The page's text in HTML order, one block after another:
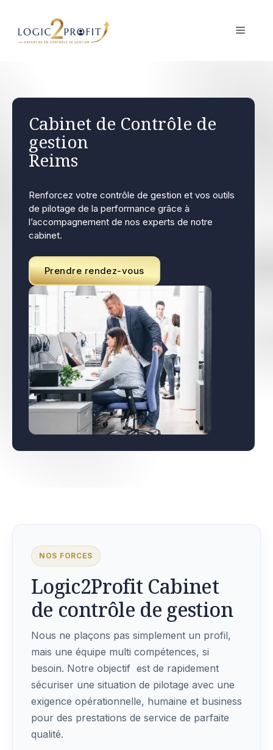
contenu
MENU
Cabinet de Contrôle de
gestion
Reims
Renforcez votre contrôle de gestion et vos outils
de pilotage de la performance grâce à
l’accompagnement de nos experts de notre
cabinet.
Prendre rendez-vous
NOS FORCES
Logic2Profit Cabinet
de contrôle de gestion
Nous ne plaçons pas simplement un profil,
mais une équipe multi compétences, si
besoin. Notre objectif est de rapidement
sécuriser une situation de pilotage avec une
exigence opérationnelle, humaine et business
pour des prestations de service de parfaite
qualité.